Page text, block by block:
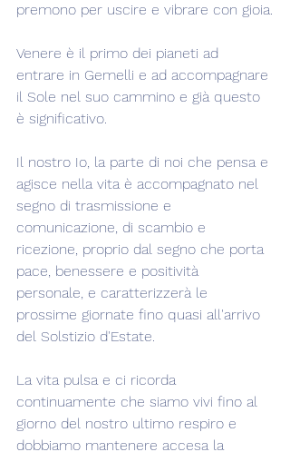
premono per uscire e vibrare con gioia.
Venere è il primo dei pianeti ad
entrare in Gemelli e ad accompagnare
il Sole nel suo cammino e già questo
è significativo.
Il nostro Io, la parte di noi che pensa e
agisce nella vita è accompagnato nel
segno di trasmissione e
comunicazione, di scambio e
ricezione, proprio dal segno che porta
pace, benessere e positività
personale, e caratterizzerà le
prossime giornate fino quasi all'arrivo
del Solstizio d'Estate.
La vita pulsa e ci ricorda
continuamente che siamo vivi fino al
giorno del nostro ultimo respiro e
dobbiamo mantenere accesa la